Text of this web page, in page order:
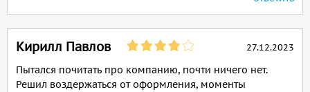
Кирилл Павлов 27.12.2023
Пытался почитать про компанию, почти ничего нет.
Решил воздержаться от оформления, моменты